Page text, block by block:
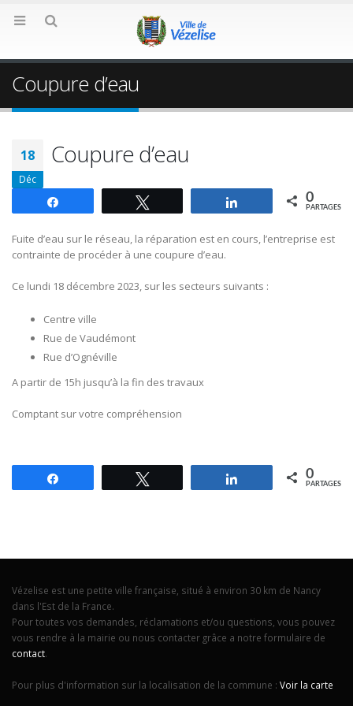
Coupure d’eau
18
Déc
Coupure d’eau
Partagez 0
PARTAGES
Fuite d’eau sur le réseau, la réparation est en cours, l’entreprise est
contrainte de procéder à une coupure d’eau.
Ce lundi 18 décembre 2023, sur les secteurs suivants :
Centre ville
Rue de Vaudémont
Rue d’Ognéville
A partir de 15h jusqu’à la fin des travaux
Comptant sur votre compréhension
Partagez 0
PARTAGES
Vézelise est une petite ville française, situé à environ 30 km de Nancy
dans l'Est de la France.
Pour toutes vos demandes, réclamations et/ou questions, vous pouvez
vous rendre à la mairie ou nous contacter grâce a notre formulaire de
contact.
Pour plus d'information sur la localisation de la commune : Voir la carte